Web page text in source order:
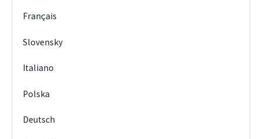
Français
Slovensky
Italiano
Polska
Deutsch